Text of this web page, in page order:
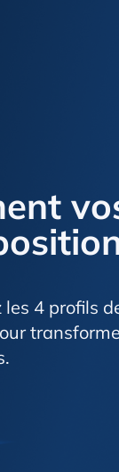
les 4 profils